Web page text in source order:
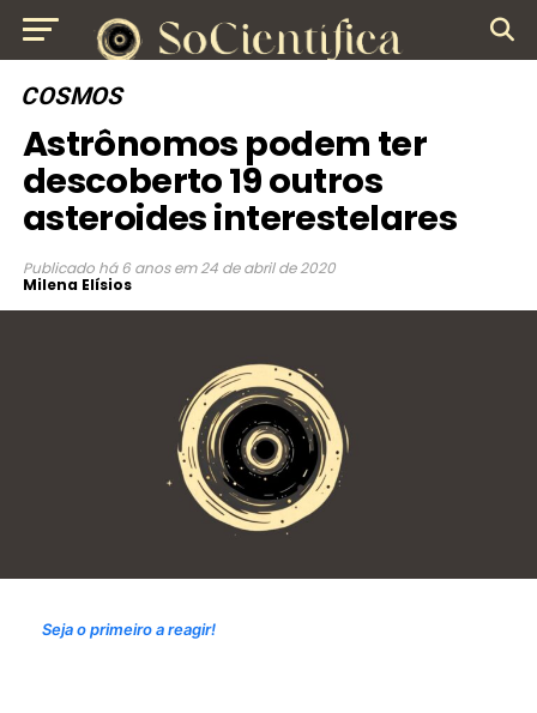
COSMOS
Astrônomos podem ter
descoberto 19 outros
asteroides interestelares
Publicado há 6 anos em 24 de abril de 2020
Milena Elísios
Seja o primeiro a reagir!